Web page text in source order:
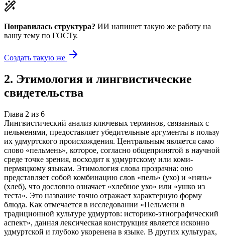
Понравилась структура? ИИ напишет такую же работу на
вашу тему по ГОСТу.
Создать такую же
2. Этимология и лингвистические
свидетельства
Глава 2 из 6
Лингвистический анализ ключевых терминов, связанных с
пельменями, предоставляет убедительные аргументы в пользу
их удмуртского происхождения. Центральным является само
слово «пельмень», которое, согласно общепринятой в научной
среде точке зрения, восходит к удмуртскому или коми-
пермяцкому языкам. Этимология слова прозрачна: оно
представляет собой комбинацию слов «пель» (ухо) и «нянь»
(хлеб), что дословно означает «хлебное ухо» или «ушко из
теста». Это название точно отражает характерную форму
блюда. Как отмечается в исследовании «Пельмени в
традиционной культуре удмуртов: историко-этнографический
аспект», данная лексическая конструкция является исконно
удмуртской и глубоко укоренена в языке. В других культурах,